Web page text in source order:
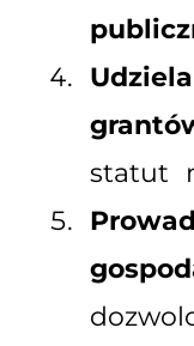
statut